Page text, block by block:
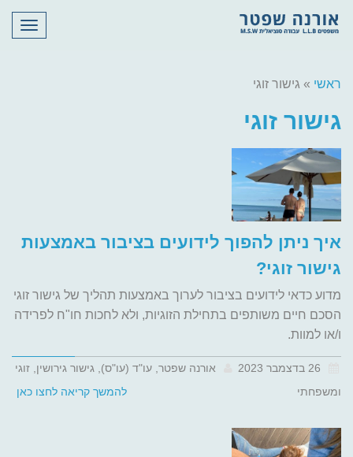
ראשי » גישור זוגי
גישור זוגי
איך ניתן להפוך לידועים בציבור באמצעות
גישור זוגי?
מדוע כדאי לידועים בציבור לערוך באמצעות תהליך של גישור זוגי
הסכם חיים משותפים בתחילת הזוגיות, ולא לחכות חו"ח לפרידה
ו/או למוות.
אורנה שפטר, עו"ד (עו"ס), גישור גירושין, זוגי
ומשפחתי
להמשך קריאה לחצו כאן